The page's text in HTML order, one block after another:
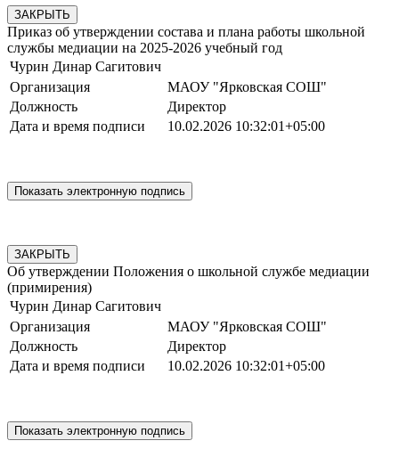
ЗАКРЫТЬ
Приказ об утверждении состава и плана работы школьной
службы медиации на 2025-2026 учебный год
Чурин Динар Сагитович
Организация
МАОУ "Ярковская СОШ"
Должность
Директор
Дата и время подписи
10.02.2026 10:32:01+05:00
ЗАКРЫТЬ
Об утверждении Положения о школьной службе медиации
(примирения)
Чурин Динар Сагитович
Организация
МАОУ "Ярковская СОШ"
Должность
Директор
Дата и время подписи
10.02.2026 10:32:01+05:00